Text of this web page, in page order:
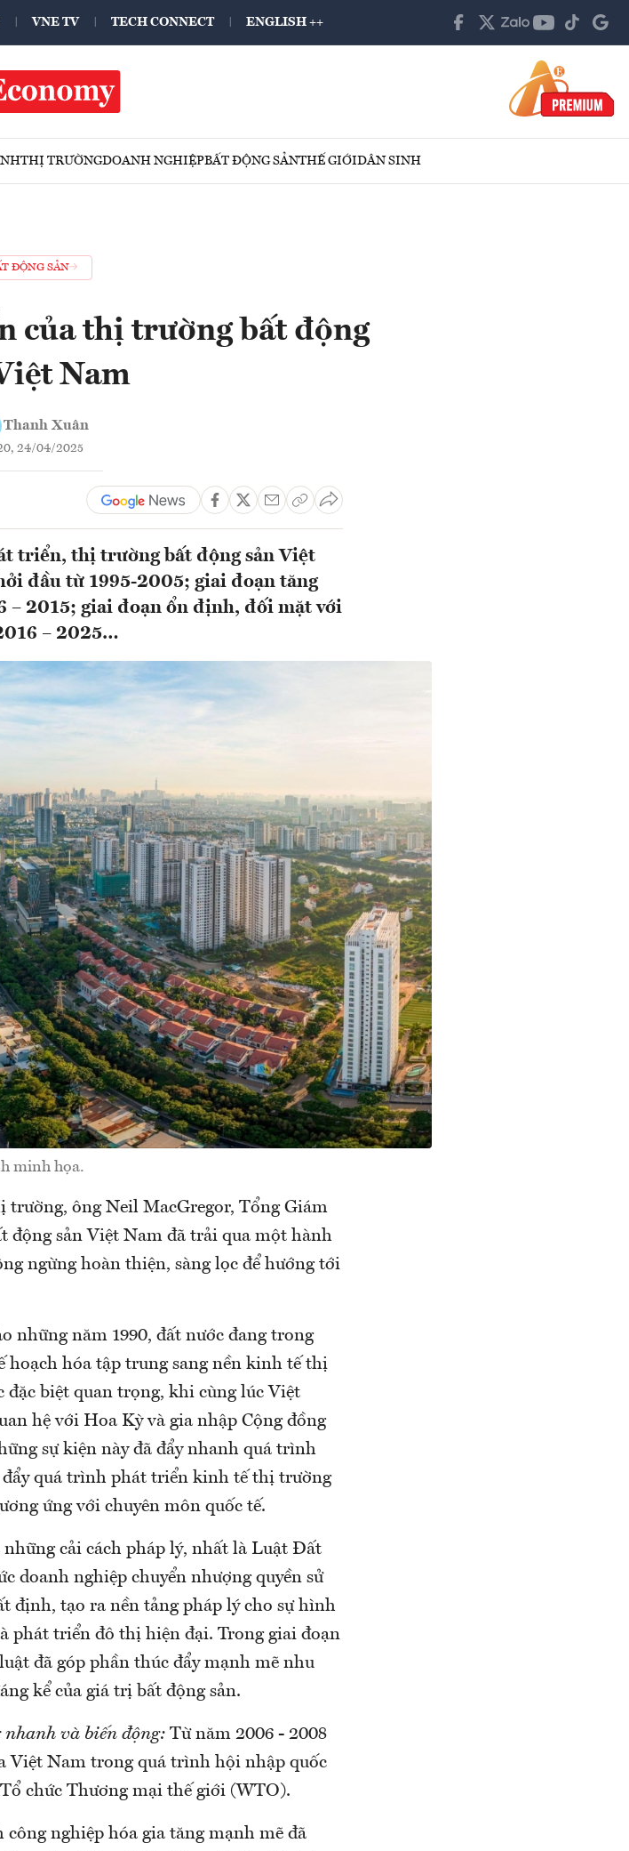
VNE TV TECH CONNECT ENGLISH ++
THỊ TRƯỜNGDOANH NGHIỆPBẤT ĐỘNG SẢNTHẾ GIỚIDÂN SINH
ĐỘNG SẢN
của thị trường bất động
Nam
Thanh Xuân
24/04/2025
triển, thị trường bất động sản Việt
đầu từ 1995-2005; giai đoạn tăng
– 2015; giai đoạn ổn định, đối mặt với
– 2025…
minh họa.
ông Neil MacGregor, Tổng Giám
động sản Việt Nam đã trải qua một hành
ngừng hoàn thiện, sàng lọc để hướng tới
những năm 1990, đất nước đang trong
hóa tập trung sang nền kinh tế thị
đặc biệt quan trọng, khi cùng lúc Việt
hệ với Hoa Kỳ và gia nhập Cộng đồng
sự kiện này đã đẩy nhanh quá trình
quá trình phát triển kinh tế thị trường
ứng với chuyên môn quốc tế.
cải cách pháp lý, nhất là Luật Đất
doanh nghiệp chuyển nhượng quyền sử
định, tạo ra nền tảng pháp lý cho sự hình
phát triển đô thị hiện đại. Trong giai đoạn
đã góp phần thúc đẩy mạnh mẽ nhu
kể của giá trị bất động sản.
và biến động: Từ năm 2006 - 2008
Việt Nam trong quá trình hội nhập quốc
chức Thương mại thế giới (WTO).
nghiệp hóa gia tăng mạnh mẽ đã